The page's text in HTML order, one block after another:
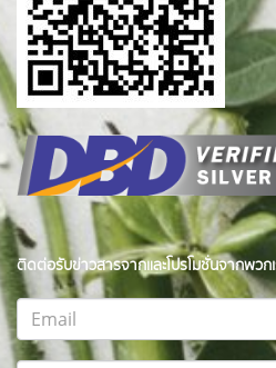
ติดต่อรับข่าวสารจากและโปรโมชั่นจากพวก